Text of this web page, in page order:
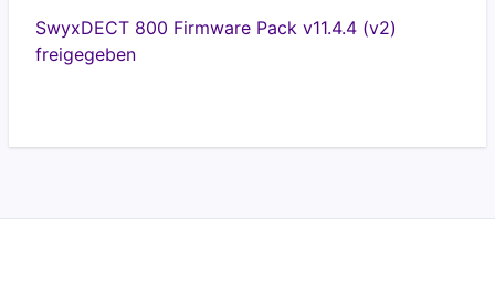
SwyxDECT 800 Firmware Pack v11.4.4 (v2)
freigegeben